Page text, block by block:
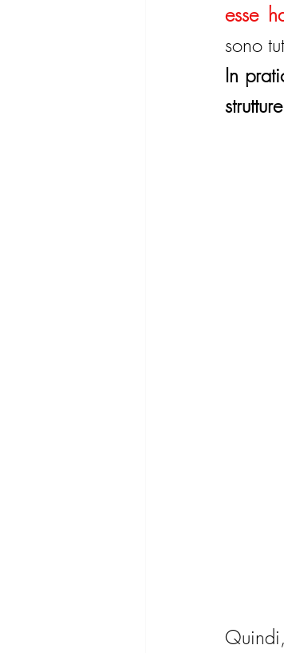
esse
sono
In